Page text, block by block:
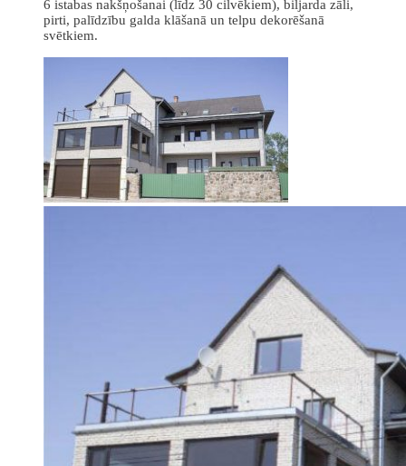
6 istabas nakšņošanai (līdz 30 cilvēkiem), biljarda zāli,
pirti, palīdzību galda klāšanā un telpu dekorēšanā
svētkiem.